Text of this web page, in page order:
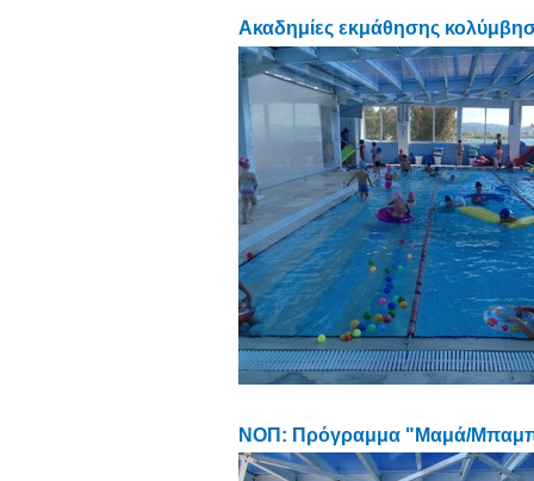
Ακαδημίες εκμάθησης
ΝΟΠ: Πρόγραμμα "Μαμά/